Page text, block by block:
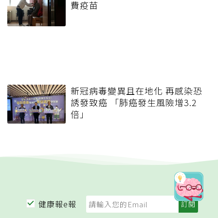
費疫苗
新冠病毒變異且在地化 再感染恐
誘發致癌 「肺癌發生風險增3.2
倍」
健康報e報